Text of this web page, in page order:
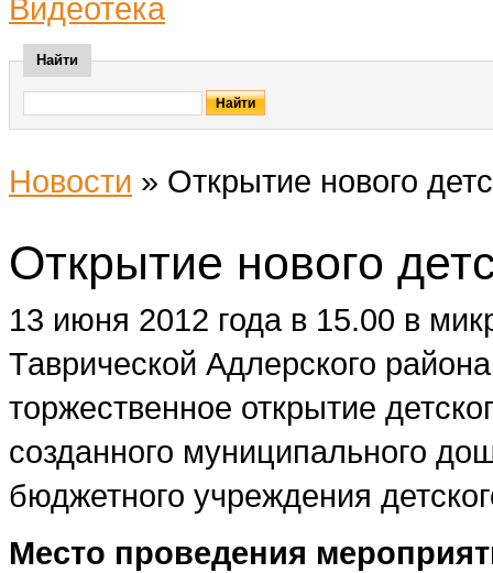
Видеотека
Найти
Новости » Открытие нового
Открытие нового
13 июня 2012 года в 15.00 в
Таврической Адлерского
торжественное открытие
созданного муниципального
бюджетного учреждения
Место проведения